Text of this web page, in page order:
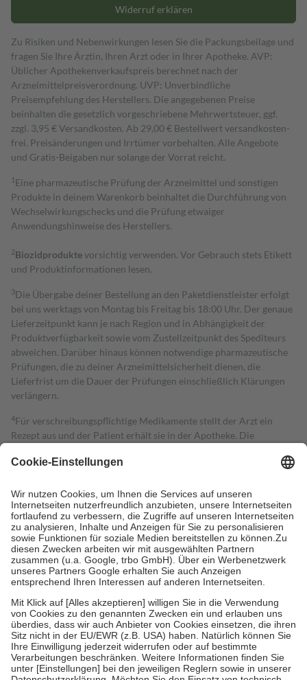
Widerruf erklären
Zu Risiken und Nebenwirkungen lesen Sie die Packungsbeilage und
fragen Sie Ihre Ärztin, Ihren Arzt oder in Ihrer Apotheke. AVP:
Üblicher Apothekenverkaufspreis berechnet nach der
Arzneimittelpreisverordnung. UVP: Unverbindliche
Preisempfehlung des Herstellers. Die angegebenen Preise
beinhalten die gesetzlich vorgeschriebene Mehrwertsteuer, ggf.
zzgl. 3,95 € Versandkosten. Ab 29,00 € Bestell­wert versand­kosten­
frei. Preisänderungen und Irrtümer vorbehalten. Alle Angebote
und Gratis-Beigaben nur solange der Vorrat reicht.
1 Eine pharmazeutische Prüfung der Arzneimittel und sonstigen
Produkte in deinem Warenkorb beinhaltet die Durchführung von
Wechselwirkungschecks und die Prüfung etwaiger
Anwendungshinweise des Herstellers.
2Biozidproduktevorsichtig verwenden. Vor Gebrauch stets Etikett
und Produktinformationen lesen.
3Die Übergabe deiner Bestellung an den Paketdienstleister erfolgt
bei uns werktags von Montag bis Freitag bis 18:00 Uhr. Der genaue
Lieferzeitpunkt kann je nach Region und in Abhängigkeit der
Produktverfügbarkeit sowie vom Zustellzeitpunkt des Spediteurs
abweichen. Darüber hinaus können notwendige pharmazeutische
Prüfungen, die zu deiner Arzneimittelsicherheit dienen, die
Lieferfrist um die Dauer der Prüfungen einschließlich Klärungen
verlängern.
4Für verschreibungspflichtige Medikamente stellt der Arzt ein
Rezept aus und der Patient erhält sie in der Apotheke. Die
Kosten dafür, der Versicherte trägt einen Teil davon als Zuzahlung
Grundsätzlich leisten Mitglieder Zuzahlungen in Höhe von zehn
Prozent des Abgabepreises,mindestensjedochfünf Euround
höchstens zehn Euro.Es sind jedoch nie mehr als die tatsächlichen
Kosten der Leistung zu entrichten.
Diese Regeln gelten grundsätzlich auch für Online-Apotheken.
Bei Heilmitteln und häuslicher Krankenpflege beträgt die
Zuzahlung zehn Prozent der Kosten sowie zehn Euro je
Um das Engagement der Versicherten für ihre eigene Gesundheit zu
stärken und die besondere Stellung der Familie zu unterstützen,
fallenkeine Zuzahlungen an bei:
• Kindern und Jugendlichen bis zum vollendeten 18. Lebensjahr
mit Ausnahme der Fahrkosten